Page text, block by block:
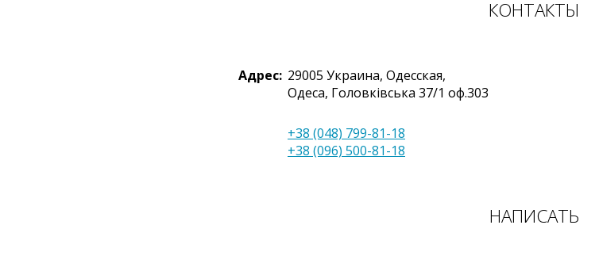
КОНТАКТЫ
Адрес: 29005 Украина, Одесская,
Одеса, Головківська 37/1 оф.303
+38 (048) 799-81-18
+38 (096) 500-81-18
НАПИСАТЬ